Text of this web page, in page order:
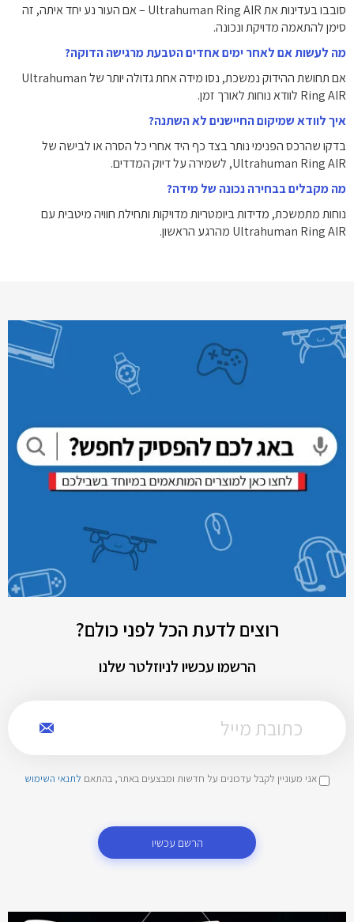
סובבו בעדינות את Ultrahuman Ring AIR – אם העור נע יחד איתה, זה
סימן להתאמה מדויקת ונכונה.
מה לעשות אם לאחר ימים אחדים הטבעת מרגישה הדוקה?
אם תחושת ההידוק נמשכת, נסו מידה אחת גדולה יותר של Ultrahuman
Ring AIR לוודא נוחות לאורך זמן.
איך לוודא שמיקום החיישנים לא השתנה?
בדקו שהרכס הפנימי נותר בצד כף היד אחרי כל הסרה או לבישה של
Ultrahuman Ring AIR, לשמירה על דיוק המדדים.
מה מקבלים בבחירה נכונה של מידה?
נוחות מתמשכת, מדידות ביומטריות מדויקות ותחילת חוויה מיטבית עם
Ultrahuman Ring AIR מהרגע הראשון.
רוצים לדעת הכל לפני כולם?
הרשמו עכשיו לניוזלטר שלנו
אני מעוניין לקבל עדכונים על חדשות ומבצעים באתר, בהתאם לתנאי השימוש
הרשם עכשיו